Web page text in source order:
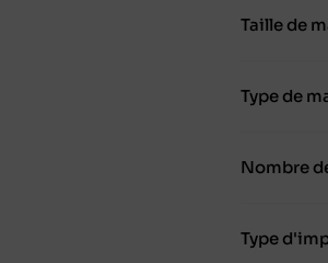
Taille de
Type de
Nombre
Type